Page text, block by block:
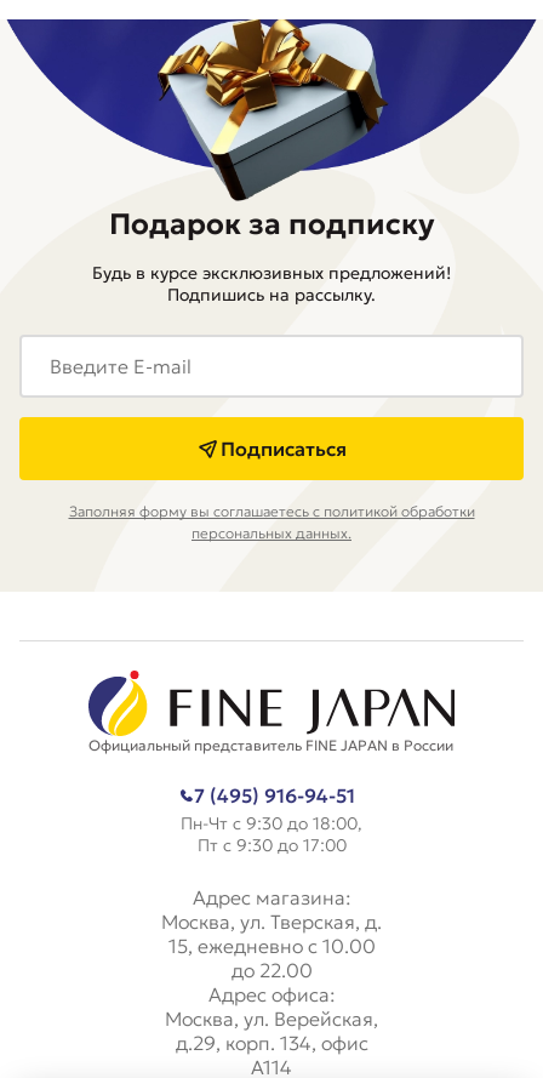
Подарок за подписку
Будь в курсе эксклюзивных предложений!
Подпишись на рассылку.
Подписаться
Заполняя форму вы соглашаетесь с политикой обработки
персональных данных.
Официальный представитель FINE JAPAN в России
7 (495) 916-94-51
Пн-Чт с 9:30 до 18:00,
Пт с 9:30 до 17:00
Адрес магазина:
Москва, ул. Тверская, д.
15, ежедневно с 10.00
до 22.00
Адрес офиса:
Москва, ул. Верейская,
д.29, корп. 134, офис
А114